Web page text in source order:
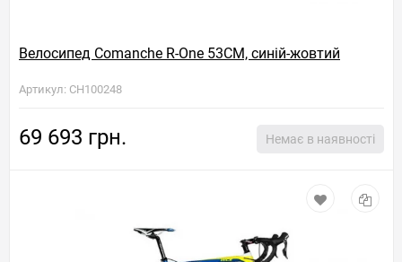
Велосипед Comanche R-One 53CM, синій-жовтий
Артикул: CH100248
69 693 грн. Немає в наявності